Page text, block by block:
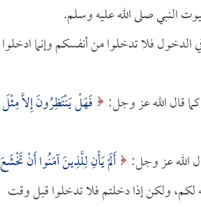
في الدخول فلا تدخلوا من أنفسكم وإنما ادخلوا
فَهَلْ يَنْتَظِرُونَ إِلاَّ مِثْلَ
أَلَمْ يَأْنِ لِلَّذِينَ آمَنُوا أَنْ تَخْشَعَ
منه لكم، ولكن إذا دخلتم فلا تدخلوا قبل وقت